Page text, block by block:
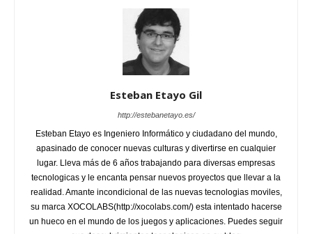
Esteban Etayo Gil
http://estebanetayo.es/
Esteban Etayo es Ingeniero Informático y ciudadano del mundo,
apasinado de conocer nuevas culturas y divertirse en cualquier
lugar. Lleva más de 6 años trabajando para diversas empresas
tecnologicas y le encanta pensar nuevos proyectos que llevar a la
realidad. Amante incondicional de las nuevas tecnologias moviles,
su marca XOCOLABS(http://xocolabs.com/) esta intentado hacerse
un hueco en el mundo de los juegos y aplicaciones. Puedes seguir